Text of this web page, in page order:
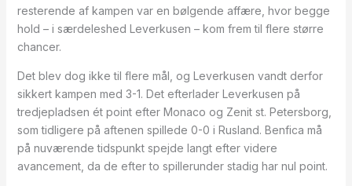
resterende af kampen var en bølgende affære, hvor begge
hold – i særdeleshed Leverkusen – kom frem til flere større
chancer.
Det blev dog ikke til flere mål, og Leverkusen vandt derfor
sikkert kampen med 3-1. Det efterlader Leverkusen på
tredjepladsen ét point efter Monaco og Zenit st. Petersborg,
som tidligere på aftenen spillede 0-0 i Rusland. Benfica må
på nuværende tidspunkt spejde langt efter videre
avancement, da de efter to spillerunder stadig har nul point.